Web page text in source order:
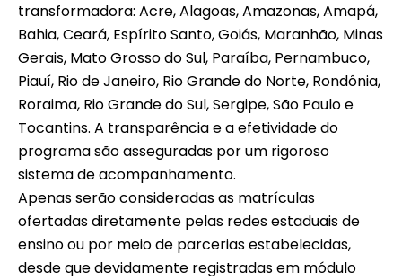
transformadora: Acre, Alagoas, Amazonas, Amapá,
Bahia, Ceará, Espírito Santo, Goiás, Maranhão, Minas
Gerais, Mato Grosso do Sul, Paraíba, Pernambuco,
Piauí, Rio de Janeiro, Rio Grande do Norte, Rondônia,
Roraima, Rio Grande do Sul, Sergipe, São Paulo e
Tocantins. A transparência e a efetividade do
programa são asseguradas por um rigoroso
sistema de acompanhamento.
Apenas serão consideradas as matrículas
ofertadas diretamente pelas redes estaduais de
ensino ou por meio de parcerias estabelecidas,
desde que devidamente registradas em módulo